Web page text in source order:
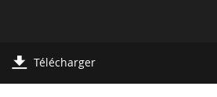
Télécharger